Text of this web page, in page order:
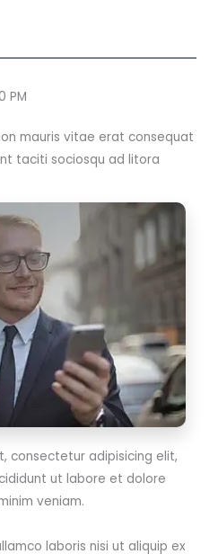
PM
mauris vitae erat consequat
taciti sociosqu ad litora
consectetur adipisicing elit,
ut labore et dolore
veniam.
laboris nisi ut aliquip ex